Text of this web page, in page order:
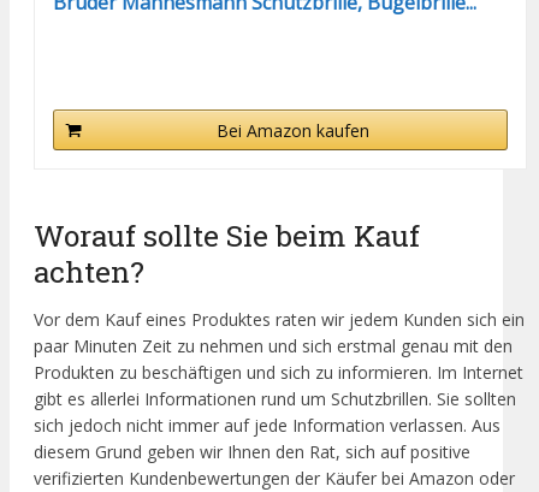
Bei Amazon kaufen
Worauf sollte Sie beim Kauf
achten?
Vor dem Kauf eines Produktes raten wir jedem Kunden sich ein
paar Minuten Zeit zu nehmen und sich erstmal genau mit den
Produkten zu beschäftigen und sich zu informieren. Im Internet
gibt es allerlei Informationen rund um Schutzbrillen. Sie sollten
sich jedoch nicht immer auf jede Information verlassen. Aus
diesem Grund geben wir Ihnen den Rat, sich auf positive
verifizierten Kundenbewertungen der Käufer bei Amazon oder